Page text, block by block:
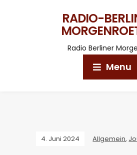
RADIO-
Radio Berliner
Menu
4. Juni 2024 Allgemein,